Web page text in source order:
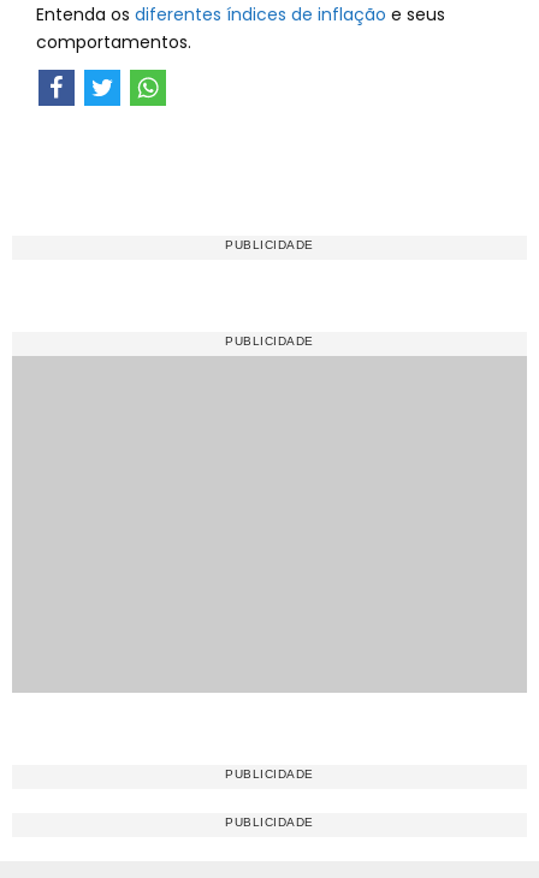
Entenda os diferentes índices de inflação e seus
comportamentos.